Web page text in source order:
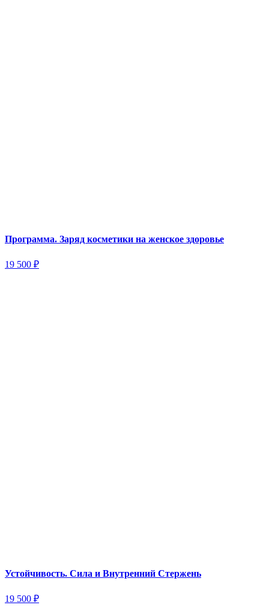
Программа. Заряд косметики на женское здоровье
19 500 ₽
Устойчивость. Сила и Внутренний Стержень
19 500 ₽